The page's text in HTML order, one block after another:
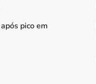
pico em